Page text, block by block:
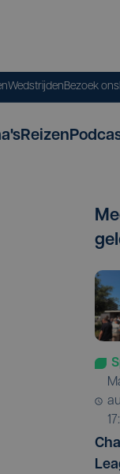
WedstrijdenBezoek ons
Reizen
ma 3